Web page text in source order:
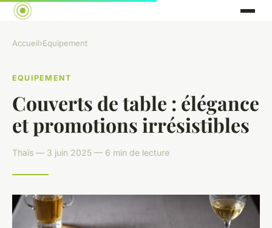
Accueil›Equipement
EQUIPEMENT
Couverts de table : élégance
et promotions irrésistibles
Thaïs — 3 juin 2025 — 6 min de lecture